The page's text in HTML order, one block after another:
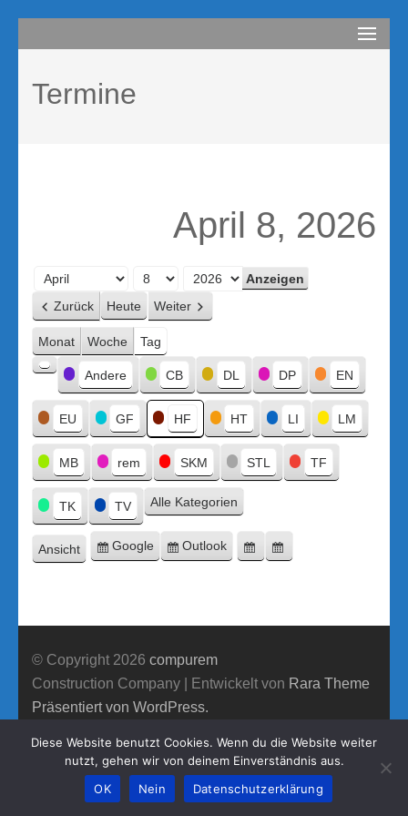
Inhalt
(Enter
drücken)
compurem
Termine
April 8, 2026
Monat
Tag
Jahr
Zurück Heute Weiter
Monat Woche Tag
Kategorien
Kategorie
ohne
Titel
Andere CB DL DP EN
EU GF HF HT LI LM
MB rem SKM STL TF
TK TV Alle Kategorien
Ansicht ausdrucken
Eintragen
Google
Eintragen
Outlook
Google-
© Copyright 2026 compurem
Construction Company | Entwickelt von Rara Theme
Präsentiert von WordPress.
Diese Website benutzt Cookies. Wenn du die Website weiter
nutzt, gehen wir von deinem Einverständnis aus.
OK
Nein Datenschutzerklärung